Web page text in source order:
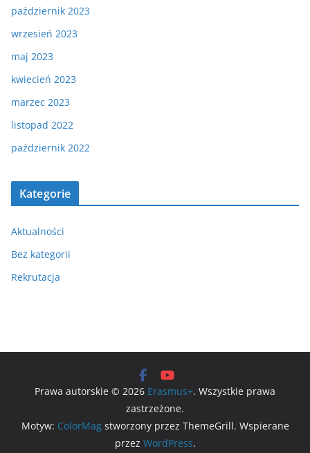
październik 2023
wrzesień 2023
maj 2023
kwiecień 2023
marzec 2023
listopad 2022
październik 2022
Kategorie
Aktualności
Bez kategorii
Rekrutacja
Prawa autorskie © 2026 Erasmus+. Wszystkie prawa
zastrzeżone.
Motyw: ColorMagstworzony przez ThemeGrill. Wspierane
przez WordPress.